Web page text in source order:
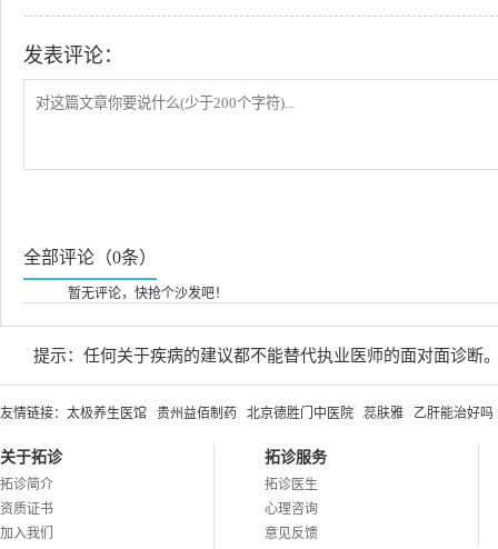
发表评论：
全部评论（0条）
暂无评论，快抢个沙发吧！
提示：任何关于疾病的建议都不能替代执业医师的面对面诊断
友情链接： 太极养生医馆 贵州益佰制药 北京德胜门中医院 蕊肤雅 乙肝能治好吗
关于拓诊
拓诊简介
资质证书
加入我们
拓诊服务
拓诊医生
心理咨询
意见反馈